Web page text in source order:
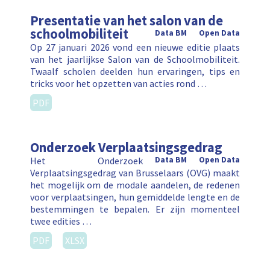
Presentatie van het salon van de
schoolmobiliteit Open Data
Data BM
Op 27 januari 2026 vond een nieuwe editie plaats
van het jaarlijkse Salon van de Schoolmobiliteit.
Twaalf scholen deelden hun ervaringen, tips en
tricks voor het opzetten van acties rond …
PDF
Onderzoek Verplaatsingsgedrag
Open Data
Data BM
Het Onderzoek
Verplaatsingsgedrag van Brusselaars (OVG) maakt
het mogelijk om de modale aandelen, de redenen
voor verplaatsingen, hun gemiddelde lengte en de
bestemmingen te bepalen. Er zijn momenteel
twee edities …
PDF
XLSX